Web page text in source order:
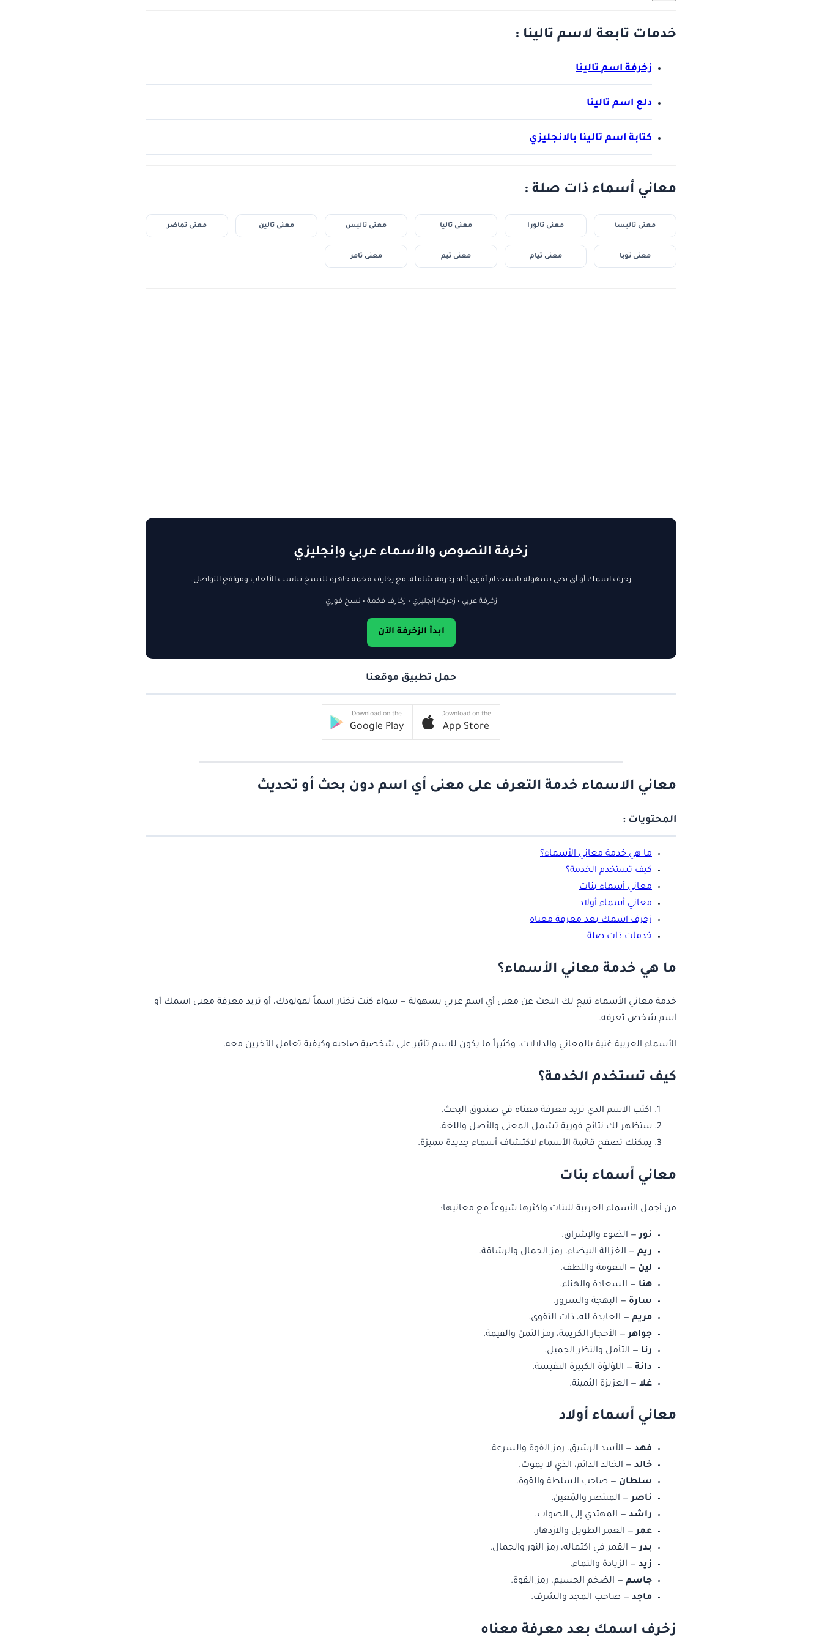
خدمات تابعة لاسم تالينا :
زخرفة اسم تالينا
دلع اسم تالينا
كتابة اسم تالينا بالانجليزي
معاني أسماء ذات صلة :
معنى تاليسا معنى تالورا معنى تاليا معنى تاليس معنى تالين معنى تماضر
معنى توبا معنى تيام معنى تيم معنى تامر
زخرفة النصوص والأسماء عربي وإنجليزي
زخرف اسمك أو أي نص بسهولة باستخدام أقوى أداة زخرفة شاملة، مع زخارف فخمة جاهزة للنسخ تناسب الألعاب ومواقع التواصل.
زخرفة عربي • زخرفة إنجليزي • زخارف فخمة • نسخ فوري
ابدأ الزخرفة الآن
حمل تطبيق موقعنا
Download on the
App Store
Download on the
Google Play
معاني الاسماء خدمة التعرف على معنى أي اسم دون بحث أو تحديث
المحتويات :
ما هي خدمة معاني الأسماء؟
كيف تستخدم الخدمة؟
معاني أسماء بنات
معاني أسماء أولاد
زخرف اسمك بعد معرفة معناه
خدمات ذات صلة
ما هي خدمة معاني الأسماء؟
خدمة معاني الأسماء تتيح لك البحث عن معنى أي اسم عربي بسهولة — سواء كنت تختار اسماً لمولودك، أو تريد معرفة معنى اسمك أو
اسم شخص تعرفه.
الأسماء العربية غنية بالمعاني والدلالات، وكثيراً ما يكون للاسم تأثير على شخصية صاحبه وكيفية تعامل الآخرين معه.
كيف تستخدم الخدمة؟
اكتب الاسم الذي تريد معرفة معناه في صندوق البحث.
ستظهر لك نتائج فورية تشمل المعنى والأصل واللغة.
يمكنك تصفح قائمة الأسماء لاكتشاف أسماء جديدة مميزة.
معاني أسماء بنات
من أجمل الأسماء العربية للبنات وأكثرها شيوعاً مع معانيها:
نور— الضوء والإشراق.
ريم — الغزالة البيضاء، رمز الجمال والرشاقة.
لين — النعومة واللطف.
هنا — السعادة والهناء.
سارة — البهجة والسرور.
مريم — العابدة لله، ذات التقوى.
جواهر— الأحجار الكريمة، رمز الثمن والقيمة.
رنا — التأمل والنظر الجميل.
دانة — اللؤلؤة الكبيرة النفيسة.
غلا — العزيزة الثمينة.
معاني أسماء أولاد
فهد — الأسد الرشيق، رمز القوة والسرعة.
خالد — الخالد الدائم، الذي لا يموت.
سلطان — صاحب السلطة والقوة.
ناصر— المنتصر والمُعين.
راشد — المهتدي إلى الصواب.
عمر— العمر الطويل والازدهار.
بدر— القمر في اكتماله، رمز النور والجمال.
زيد — الزيادة والنماء.
جاسم — الضخم الجسيم، رمز القوة.
ماجد — صاحب المجد والشرف.
زخرف اسمك بعد معرفة معناه